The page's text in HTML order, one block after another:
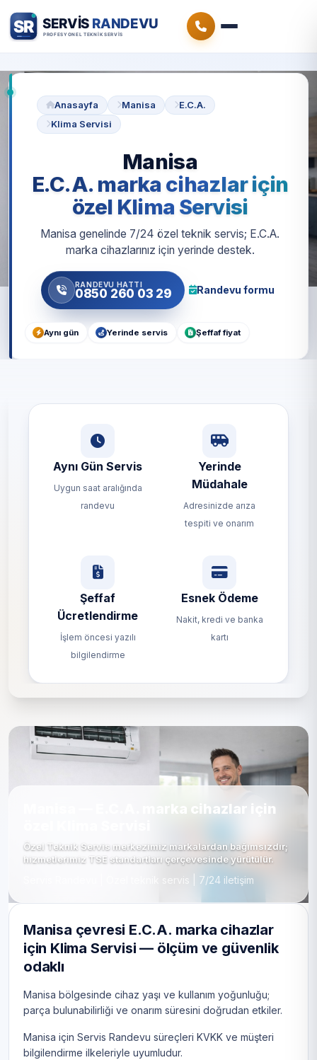
Anasayfa Manisa
E.C.A.
Klima Servisi
Manisa
E.C.A. marka cihazlar için
özel Klima Servisi
Manisa genelinde 7/24 özel teknik servis; E.C.A.
marka cihazlarınız için yerinde destek.
RANDEVU HATTI
0850 260 03 29 Randevu formu
Aynı gün Yerinde servis Şeffaf fiyat
Aynı Gün Servis
Uygun saat aralığında
randevu
Yerinde
Müdahale
Adresinizde arıza
tespiti ve onarım
Şeffaf
Ücretlendirme
İşlem öncesi yazılı
bilgilendirme
Esnek Ödeme
Nakit, kredi ve banka
kartı
Manisa — E.C.A. marka cihazlar için
Özel Teknik Servis merkezimiz markalardan bağımsızdır;
hizmetlerimiz TSE standartları çerçevesinde yürütülür.
Servis Randevu | Özel teknik servis | 7/24 iletişim
Manisa çevresi E.C.A. marka cihazlar
için Klima Servisi — ölçüm ve güvenlik
odaklı
Manisa bölgesinde cihaz yaşı ve kullanım yoğunluğu;
parça bulunabilirliği ve onarım süresini doğrudan etkiler.
Manisa için Servis Randevu süreçleri KVKK ve müşteri
bilgilendirme ilkeleriyle uyumludur.